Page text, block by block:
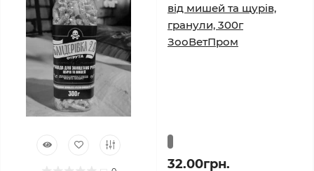
від мишей та щурів,
гранули, 300г
ЗооВетПром
32.00грн.